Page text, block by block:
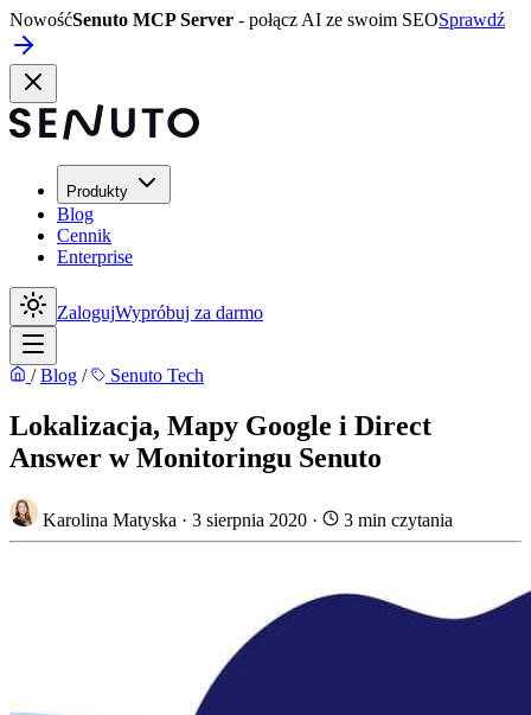
NowośćSenuto MCP Server - połącz AI ze swoim SEOSprawdź
Produkty
Blog
Cennik
Enterprise
ZalogujWypróbuj za darmo
/ Blog / Senuto Tech
Lokalizacja, Mapy Google i Direct
Answer w Monitoringu Senuto
Karolina Matyska · 3 sierpnia 2020 · 3 min czytania